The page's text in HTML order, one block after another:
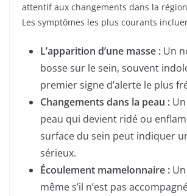
attentif aux changements dans la
Les symptômes les plus courants
L’apparition d’une masse : Un
bosse sur le sein, souvent
premier signe d’alerte le plus
Changements dans la peau :
peau qui devient ridé ou
surface du sein peut indiquer
sérieux.
Écoulement mamelonnaire :
même s’il n’est pas